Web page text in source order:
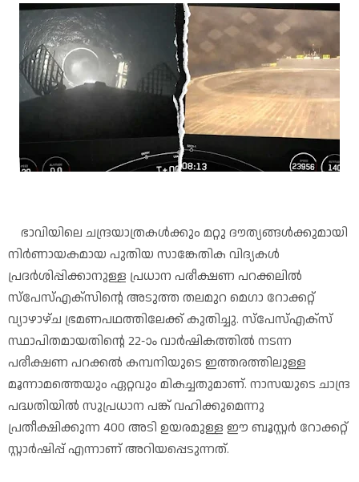
ഭാവിയിലെ ചന്ദ്രയാത്രകൾക്കും മറ്റു ദൗത്യങ്ങൾക്കുമായി
നിർണായകമായ പുതിയ സാങ്കേതിക വിദ്യകൾ
പ്രദർശിപ്പിക്കാനുള്ള പ്രധാന പരീക്ഷണ പറക്കലിൽ
സ്‌പേസ്എക്‌സിന്റെ അടുത്ത തലമുറ മെഗാ റോക്കറ്റ്
വ്യാഴാഴ്ച ഭ്രമണപഥത്തിലേക്ക് കുതിച്ചു. സ്പേസ്എക്‌സ്
സ്ഥാപിതമായതിന്റെ 22-ാം വാർഷികത്തിൽ നടന്ന
പരീക്ഷണ പറക്കൽ കമ്പനിയുടെ ഇത്തരത്തിലുള്ള
മൂന്നാമത്തെയും ഏറ്റവും മികച്ചതുമാണ്. നാസയുടെ ചാന്ദ്ര
പദ്ധതിയിൽ സുപ്രധാന പങ്ക് വഹിക്കുമെന്നു
പ്രതീക്ഷിക്കുന്ന 400 അടി ഉയരമുള്ള ഈ ബൂസ്റ്റർ റോക്കറ്റ്
സ്റ്റാർഷിപ്പ് എന്നാണ് അറിയപ്പെടുന്നത്.